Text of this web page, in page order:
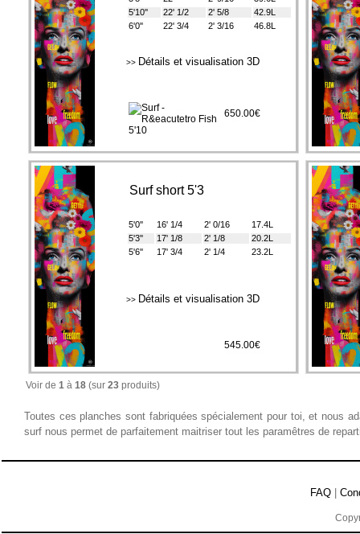
5'10''
22' 1/2 2' 5/8
42.9L
6'0''
22' 3/4 2' 3/16 46.8L
>> Détails et visualisation 3D
650.00€
Surf short 5'3
5'0'' 16' 1/4 2' 0/16
17.4L
5'3''
17' 1/8 2' 1/8
20.2L
5'6''
17' 3/4 2' 1/4 23.2L
>> Détails et visualisation 3D
545.00€
Voir de 1 à 18 (sur 23 produits)
Toutes ces planches sont fabriquées spécialement pour toi, et nous
surf nous permet de parfaitement maitriser tout les paramêtres de
FAQ |